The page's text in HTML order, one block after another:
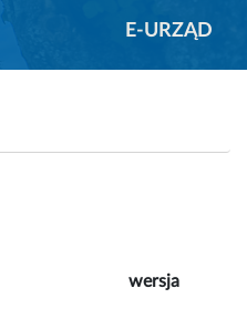
E-URZĄD
wersja